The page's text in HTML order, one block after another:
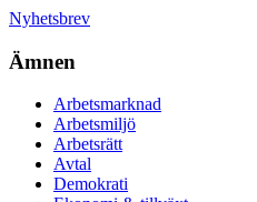
Nyhetsbrev
Ämnen
Arbetsmarknad
Arbetsmiljö
Arbetsrätt
Avtal
Demokrati